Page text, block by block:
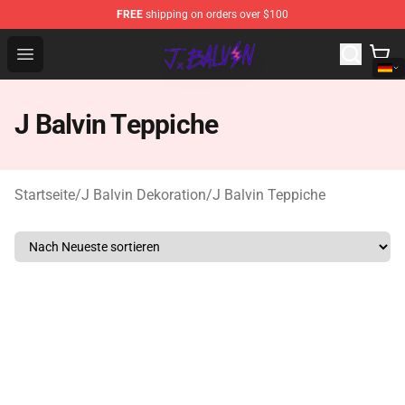
FREE shipping on orders over $100
Open menu
J Balvin Store - Official J Balvin Merchandise Shop
J Balvin Teppiche
Startseite/J Balvin Dekoration/J Balvin Teppiche